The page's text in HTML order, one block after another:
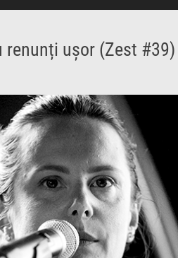
renunți ușor (Zest #39)